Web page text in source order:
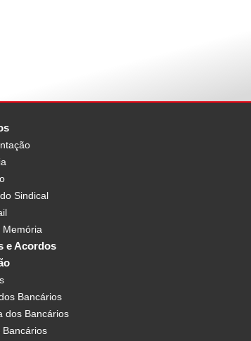
Sindical
Memória
e Acordos
Bancários
dos Bancários
Bancários